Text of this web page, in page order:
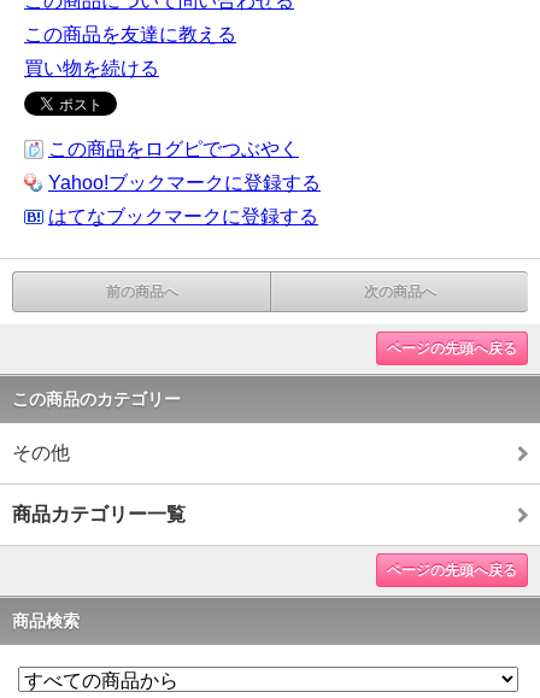
この商品を友達に教える
買い物を続ける
この商品をログピでつぶやく
Yahoo!ブックマークに登録する
はてなブックマークに登録する
前の商品へ 次の商品へ
ページの先頭へ戻る
この商品のカテゴリー
その他
商品カテゴリー一覧
ページの先頭へ戻る
商品検索